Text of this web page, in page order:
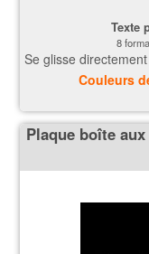
Texte
8
Se glisse
Couleurs
Plaque boîte